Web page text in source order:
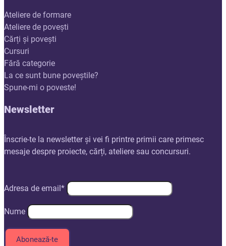
Ateliere de formare
Ateliere de povești
Cărți și povești
Cursuri
Fără categorie
La ce sunt bune poveștile?
Spune-mi o poveste!
Newsletter
Înscrie-te la newsletter și vei fi printre primii care primesc
mesaje despre proiecte, cărți, ateliere sau concursuri.
Adresa de email*
Nume